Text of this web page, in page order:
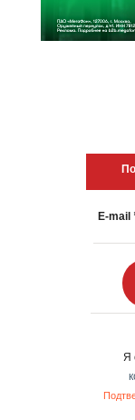
E-mail
Я